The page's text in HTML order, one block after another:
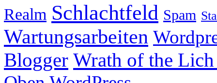
Realm Schlachtfeld Spam
Wartungsarbeiten
Blogger Wrath of the